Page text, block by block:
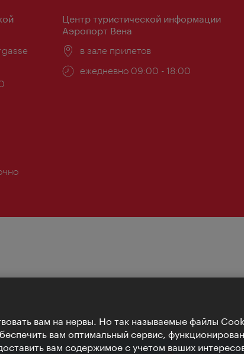
Центр туристической информации
Аэропорт Вена
Расположение:
в зале прилетов
Часы
ежедневно 09:00 - 18:00
вам на нервы. Но так называемые файлы
вам оптимальный сервис,
вам содержимое с учетом ваших